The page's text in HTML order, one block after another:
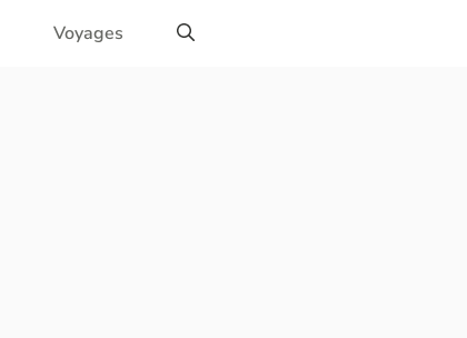
Voyages